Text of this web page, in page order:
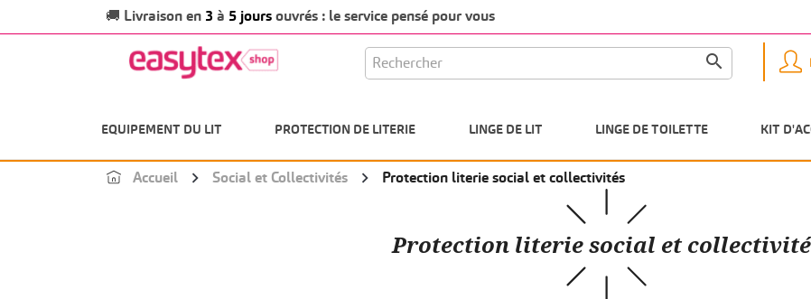
🚚 Livraison en 3 à 5 joursouvrés : le service pensé pour vous

EQUIPEMENT DU LIT PROTECTION DE LITERIE LINGE DE LIT LINGE DE TOILETTE KIT
Accueil Social et Collectivités Protection literie social et collectivités
Protection literie social et